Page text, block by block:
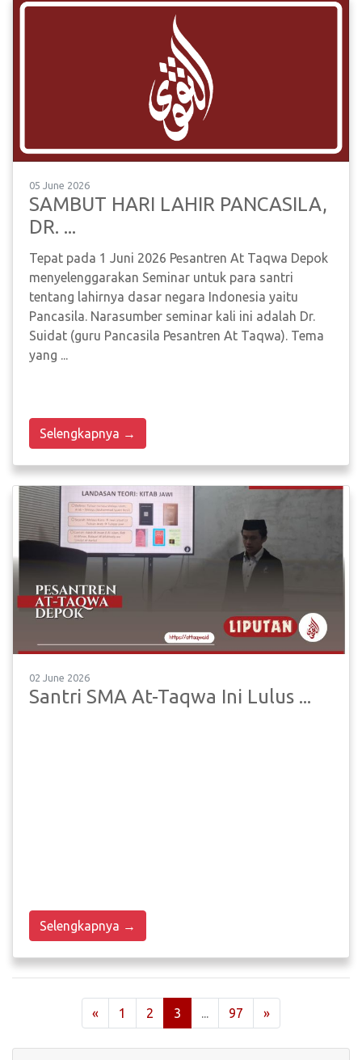
05 June 2026
SAMBUT HARI LAHIR PANCASILA,
DR. ...
Tepat pada 1 Juni 2026 Pesantren At Taqwa Depok
menyelenggarakan Seminar untuk para santri
tentang lahirnya dasar negara Indonesia yaitu
Pancasila. Narasumber seminar kali ini adalah Dr.
Suidat (guru Pancasila Pesantren At Taqwa). Tema
yang ...
Selengkapnya →
02 June 2026
Santri SMA At-Taqwa Ini Lulus ...
Selengkapnya →
« 1 2 3 ... 97 »